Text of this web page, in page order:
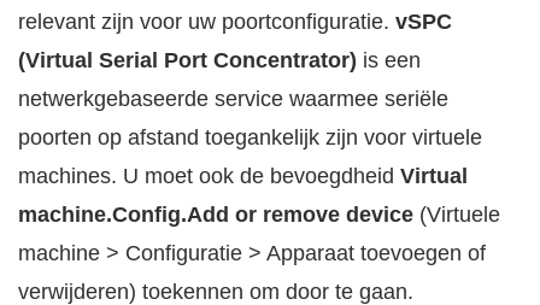
relevant zijn voor uw poortconfiguratie. vSPC
(Virtual Serial Port Concentrator) is een
netwerkgebaseerde service waarmee seriële
poorten op afstand toegankelijk zijn voor virtuele
machines. U moet ook de bevoegdheid Virtual
machine.Config.Add or remove device (Virtuele
machine > Configuratie > Apparaat toevoegen of
verwijderen) toekennen om door te gaan.